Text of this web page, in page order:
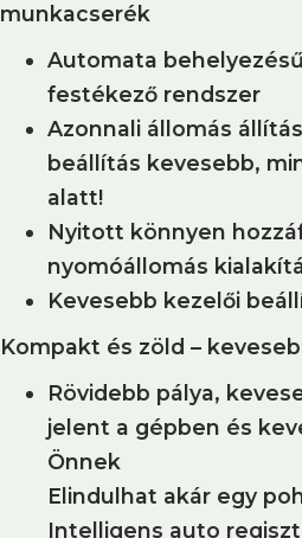
munkacserék
Automata
festékező rendszer
Azonnali állomás
beállítás kevesebb,
alatt!
Nyitott könnyen
nyomóállomás
Kevesebb kezelői
Kompakt és zöld –
Rövidebb pálya,
jelent a gépben és
Önnek
Elindulhat akár egy
Intelligens auto